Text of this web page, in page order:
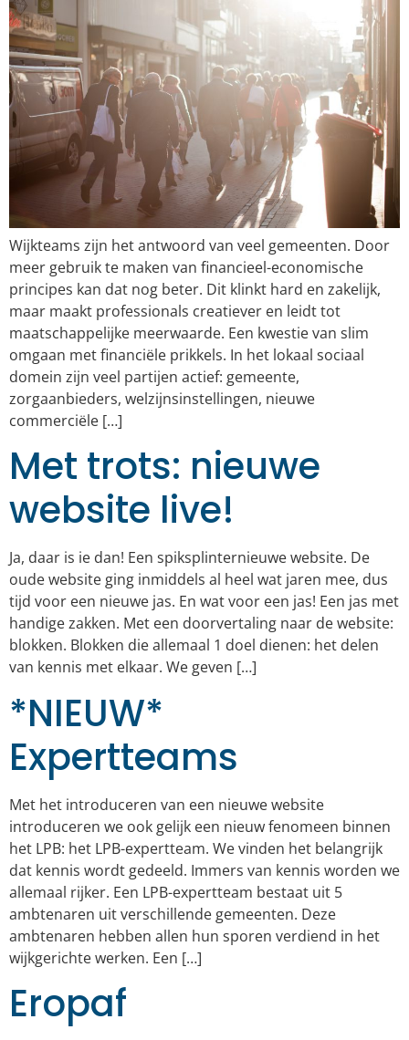
Wijkteams zijn het antwoord van veel gemeenten. Door
meer gebruik te maken van financieel-economische
principes kan dat nog beter. Dit klinkt hard en zakelijk,
maar maakt professionals creatiever en leidt tot
maatschappelijke meerwaarde. Een kwestie van slim
omgaan met financiële prikkels. In het lokaal sociaal
domein zijn veel partijen actief: gemeente,
zorgaanbieders, welzijnsinstellingen, nieuwe
commerciële […]
Met trots: nieuwe
website live!
Ja, daar is ie dan! Een spiksplinternieuwe website. De
oude website ging inmiddels al heel wat jaren mee, dus
tijd voor een nieuwe jas. En wat voor een jas! Een jas met
handige zakken. Met een doorvertaling naar de website:
blokken. Blokken die allemaal 1 doel dienen: het delen
van kennis met elkaar. We geven […]
*NIEUW*
Expertteams
Met het introduceren van een nieuwe website
introduceren we ook gelijk een nieuw fenomeen binnen
het LPB: het LPB-expertteam. We vinden het belangrijk
dat kennis wordt gedeeld. Immers van kennis worden we
allemaal rijker. Een LPB-expertteam bestaat uit 5
ambtenaren uit verschillende gemeenten. Deze
ambtenaren hebben allen hun sporen verdiend in het
wijkgerichte werken. Een […]
Eropaf